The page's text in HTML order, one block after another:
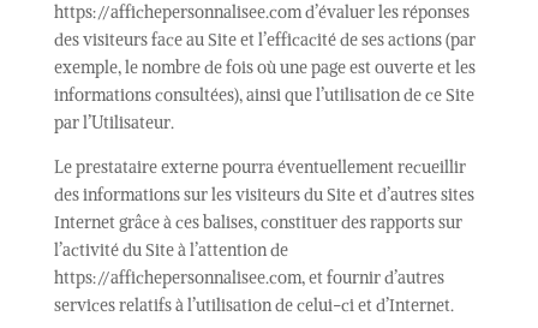
https://affichepersonnalisee.com d’évaluer les réponses
des visiteurs face au Site et l’efficacité de ses actions (par
exemple, le nombre de fois où une page est ouverte et les
informations consultées), ainsi que l’utilisation de ce Site
par l’Utilisateur.
Le prestataire externe pourra éventuellement recueillir
des informations sur les visiteurs du Site et d’autres sites
Internet grâce à ces balises, constituer des rapports sur
l’activité du Site à l’attention de
https://affichepersonnalisee.com, et fournir d’autres
services relatifs à l’utilisation de celui-ci et d’Internet.